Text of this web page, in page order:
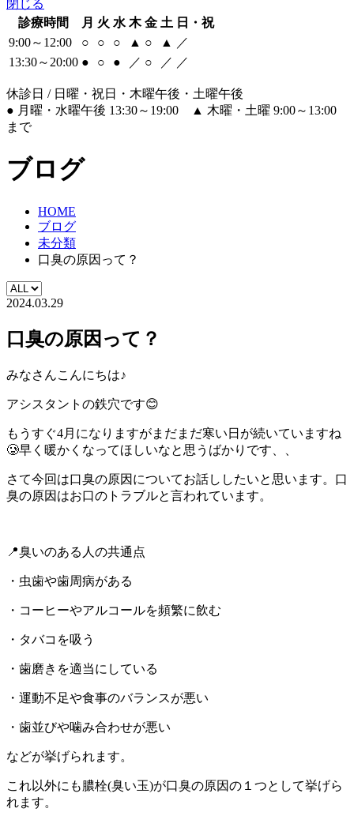
閉じる
診療時間
月 火 水 木 金 土 日・祝
9:00～12:00
○ ○ ○ ▲ ○ ▲
／
13:30～20:00 ● ○ ● ／ ○ ／ ／
休診日 / 日曜・祝日・木曜午後・土曜午後
● 月曜・水曜午後 13:30～19:00 ▲ 木曜・土曜 9:00～13:00
まで
ブログ
HOME
ブログ
未分類
口臭の原因って？
2024.03.29
口臭の原因って？
みなさんこんにちは♪
アシスタントの鉄穴です😊
もうすぐ4月になりますがまだまだ寒い日が続いていますね
🥲早く暖かくなってほしいなと思うばかりです、、
さて今回は口臭の原因についてお話ししたいと思います。口
臭の原因はお口のトラブルと言われています。
📍臭いのある人の共通点
・虫歯や歯周病がある
・コーヒーやアルコールを頻繁に飲む
・タバコを吸う
・歯磨きを適当にしている
・運動不足や食事のバランスが悪い
・歯並びや噛み合わせが悪い
などが挙げられます。
これ以外にも膿栓(臭い玉)が口臭の原因の１つとして挙げら
れます。